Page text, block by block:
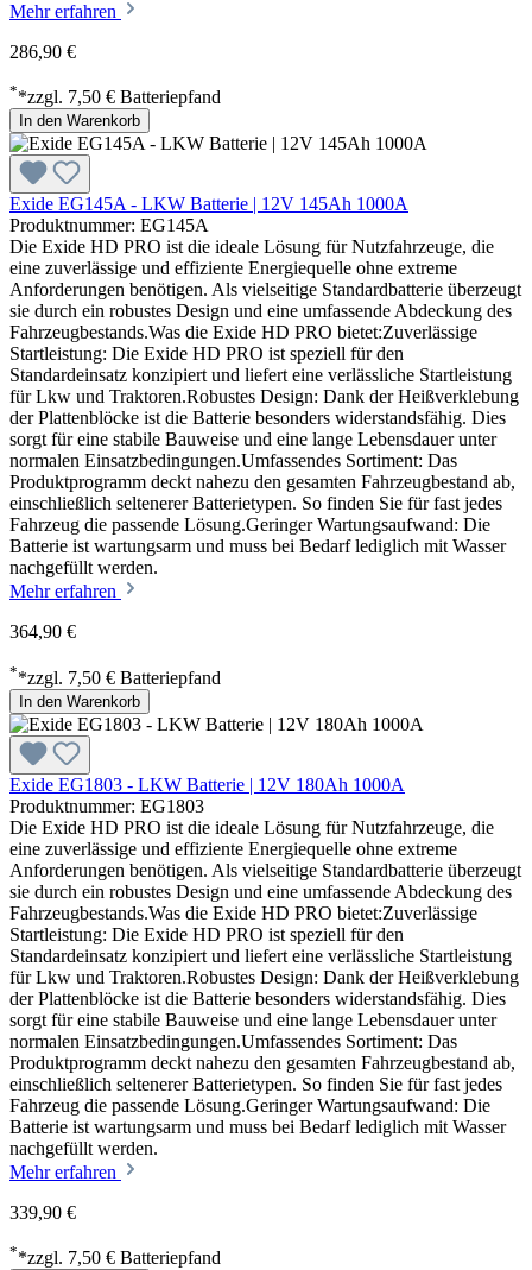
Mehr erfahren
286,90 €
**zzgl. 7,50 € Batteriepfand
In den Warenkorb
Exide EG145A - LKW Batterie | 12V 145Ah 1000A
Produktnummer: EG145A
Die Exide HD PRO ist die ideale Lösung für Nutzfahrzeuge, die
eine zuverlässige und effiziente Energiequelle ohne extreme
Anforderungen benötigen. Als vielseitige Standardbatterie überzeugt
sie durch ein robustes Design und eine umfassende Abdeckung des
Fahrzeugbestands.Was die Exide HD PRO bietet:Zuverlässige
Startleistung: Die Exide HD PRO ist speziell für den
Standardeinsatz konzipiert und liefert eine verlässliche Startleistung
für Lkw und Traktoren.Robustes Design: Dank der Heißverklebung
der Plattenblöcke ist die Batterie besonders widerstandsfähig. Dies
sorgt für eine stabile Bauweise und eine lange Lebensdauer unter
normalen Einsatzbedingungen.Umfassendes Sortiment: Das
Produktprogramm deckt nahezu den gesamten Fahrzeugbestand ab,
einschließlich seltenerer Batterietypen. So finden Sie für fast jedes
Fahrzeug die passende Lösung.Geringer Wartungsaufwand: Die
Batterie ist wartungsarm und muss bei Bedarf lediglich mit Wasser
nachgefüllt werden.
Mehr erfahren
364,90 €
**zzgl. 7,50 € Batteriepfand
In den Warenkorb
Exide EG1803 - LKW Batterie | 12V 180Ah 1000A
Produktnummer: EG1803
Die Exide HD PRO ist die ideale Lösung für Nutzfahrzeuge, die
eine zuverlässige und effiziente Energiequelle ohne extreme
Anforderungen benötigen. Als vielseitige Standardbatterie überzeugt
sie durch ein robustes Design und eine umfassende Abdeckung des
Fahrzeugbestands.Was die Exide HD PRO bietet:Zuverlässige
Startleistung: Die Exide HD PRO ist speziell für den
Standardeinsatz konzipiert und liefert eine verlässliche Startleistung
für Lkw und Traktoren.Robustes Design: Dank der Heißverklebung
der Plattenblöcke ist die Batterie besonders widerstandsfähig. Dies
sorgt für eine stabile Bauweise und eine lange Lebensdauer unter
normalen Einsatzbedingungen.Umfassendes Sortiment: Das
Produktprogramm deckt nahezu den gesamten Fahrzeugbestand ab,
einschließlich seltenerer Batterietypen. So finden Sie für fast jedes
Fahrzeug die passende Lösung.Geringer Wartungsaufwand: Die
Batterie ist wartungsarm und muss bei Bedarf lediglich mit Wasser
nachgefüllt werden.
Mehr erfahren
339,90 €
**zzgl. 7,50 € Batteriepfand